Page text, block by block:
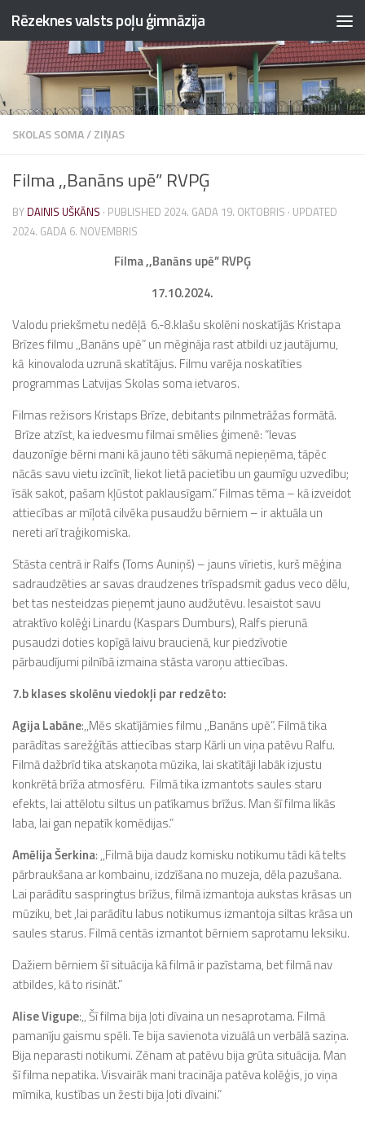
Skip to content
Rēzeknes valsts poļu ģimnāzija
SKOLAS SOMA/ZIŅAS
Filma ,,Banāns upē” RVPĢ
BY DAINIS UŠKĀNS · PUBLISHED 2024. GADA 19. OKTOBRIS · UPDATED
2024. GADA 6. NOVEMBRIS
Filma ,,Banāns upē” RVPĢ
17.10.2024.
Valodu priekšmetu nedēļā 6.-8.klašu skolēni noskatījās Kristapa
Brīzes filmu ,,Banāns upē” un mēgināja rast atbildi uz jautājumu,
kā kinovaloda uzrunā skatītājus. Filmu varēja noskatīties
programmas Latvijas Skolas soma ietvaros.
Filmas režisors Kristaps Brīze, debitants pilnmetrāžas formātā.
Brīze atzīst, ka iedvesmu filmai smēlies ģimenē: “Ievas
dauzonīgie bērni mani kā jauno tēti sākumā nepieņēma, tāpēc
nācās savu vietu izcīnīt, liekot lietā pacietību un gaumīgu uzvedību;
īsāk sakot, pašam kļūstot paklausīgam.” Filmas tēma – kā izveidot
attiecības ar mīļotā cilvēka pusaudžu bērniem – ir aktuāla un
nereti arī traģikomiska.
Stāsta centrā ir Ralfs (Toms Auniņš) – jauns vīrietis, kurš mēģina
sadraudzēties ar savas draudzenes trīspadsmit gadus veco dēlu,
bet tas nesteidzas pieņemt jauno audžutēvu. Iesaistot savu
atraktīvo kolēģi Linardu (Kaspars Dumburs), Ralfs pierunā
pusaudzi doties kopīgā laivu braucienā, kur piedzīvotie
pārbaudījumi pilnībā izmaina stāsta varoņu attiecības.
7.b klases skolēnu viedokļi par redzēto:
Agija Labāne:,,Mēs skatījāmies filmu ,,Banāns upē”. Filmā tika
parādītas sarežģītās attiecības starp Kārli un viņa patēvu Ralfu.
Filmā dažbrīd tika atskaņota mūzika, lai skatītāji labāk izjustu
konkrētā brīža atmosfēru. Filmā tika izmantots saules staru
efekts, lai attēlotu siltus un patīkamus brīžus. Man šī filma likās
laba, lai gan nepatīk komēdijas.”
Amēlija Šerkina: ,,Filmā bija daudz komisku notikumu tādi kā telts
pārbraukšana ar kombainu, izdzīšana no muzeja, dēla pazušana.
Lai parādītu saspringtus brīžus, filmā izmantoja aukstas krāsas un
mūziku, bet ,lai parādītu labus notikumus izmantoja siltas krāsa un
saules starus. Filmā centās izmantot bērniem saprotamu leksiku.
Dažiem bērniem šī situācija kā filmā ir pazīstama, bet filmā nav
atbildes, kā to risināt.”
Alise Vigupe:,, Šī filma bija ļoti dīvaina un nesaprotama. Filmā
pamanīju gaismu spēli. Te bija savienota vizuālā un verbālā saziņa.
Bija neparasti notikumi. Zēnam at patēvu bija grūta situācija. Man
šī filma nepatika. Visvairāk mani tracināja patēva kolēģis, jo viņa
mīmika, kustības un žesti bija ļoti dīvaini.”